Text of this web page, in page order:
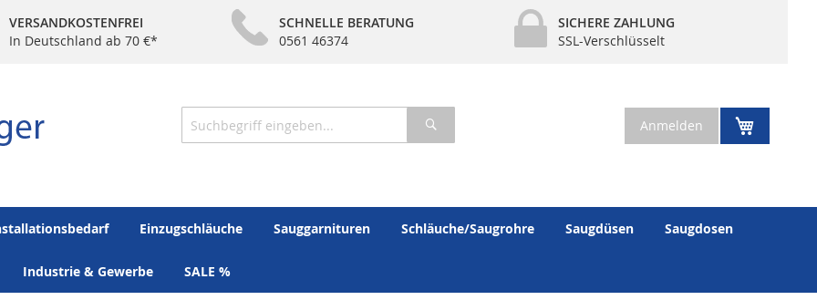
VERSANDKOSTENFREI
In Deutschland ab 70 €*
SCHNELLE BERATUNG
0561 46374
SICHERE ZAHLUNG
SSL-Verschlüsselt
Anmelden
Suche
Einzugschläuche Sauggarnituren Schläuche/Saugrohre Saugdüsen Saugdosen
Industrie & Gewerbe SALE %